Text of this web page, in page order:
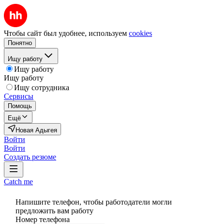
Чтобы сайт был удобнее, используем cookies
Понятно
Ищу работу
Ищу работу
Ищу работу
Ищу сотрудника
Сервисы
Помощь
Ещё
Новая Адыгея
Войти
Войти
Создать резюме
Catch me
Напишите телефон, чтобы работодатели могли
предложить вам работу
Номер телефона